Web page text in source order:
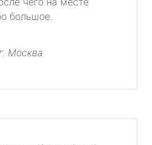
большое.
Москва